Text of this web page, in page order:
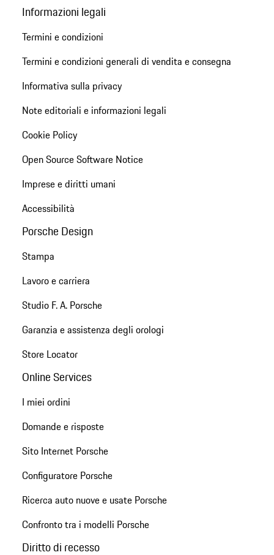
Informazioni legali
Termini e condizioni
Termini e condizioni generali di vendita e consegna
Informativa sulla privacy
Note editoriali e informazioni legali
Cookie Policy
Open Source Software Notice
Imprese e diritti umani
Accessibilità
Porsche Design
Stampa
Lavoro e carriera
Studio F. A. Porsche
Garanzia e assistenza degli orologi
Store Locator
Online Services
I miei ordini
Domande e risposte
Sito Internet Porsche
Configuratore Porsche
Ricerca auto nuove e usate Porsche
Confronto tra i modelli Porsche
Diritto di recesso